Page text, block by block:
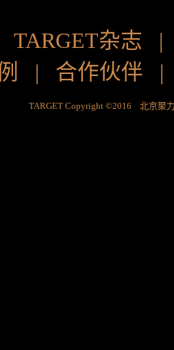
TARGET杂志
| 合作伙伴
TARGET Copyright ©2016 北京聚